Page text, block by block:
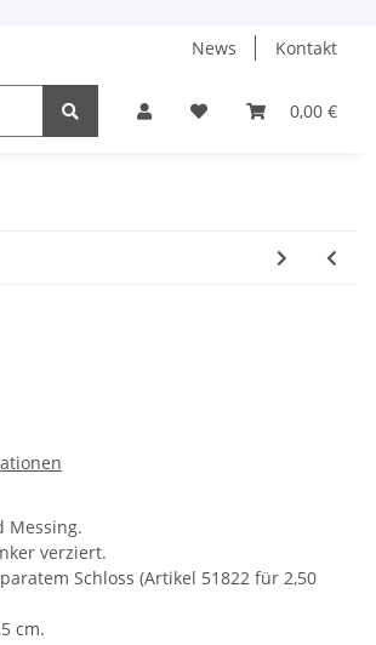
News
Kontakt
0,00 €
Messing.
verziert.
Schloss (Artikel 51822 für 2,50
cm.